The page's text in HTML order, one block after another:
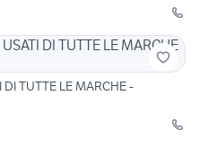
TUTTE LE MARCHE -